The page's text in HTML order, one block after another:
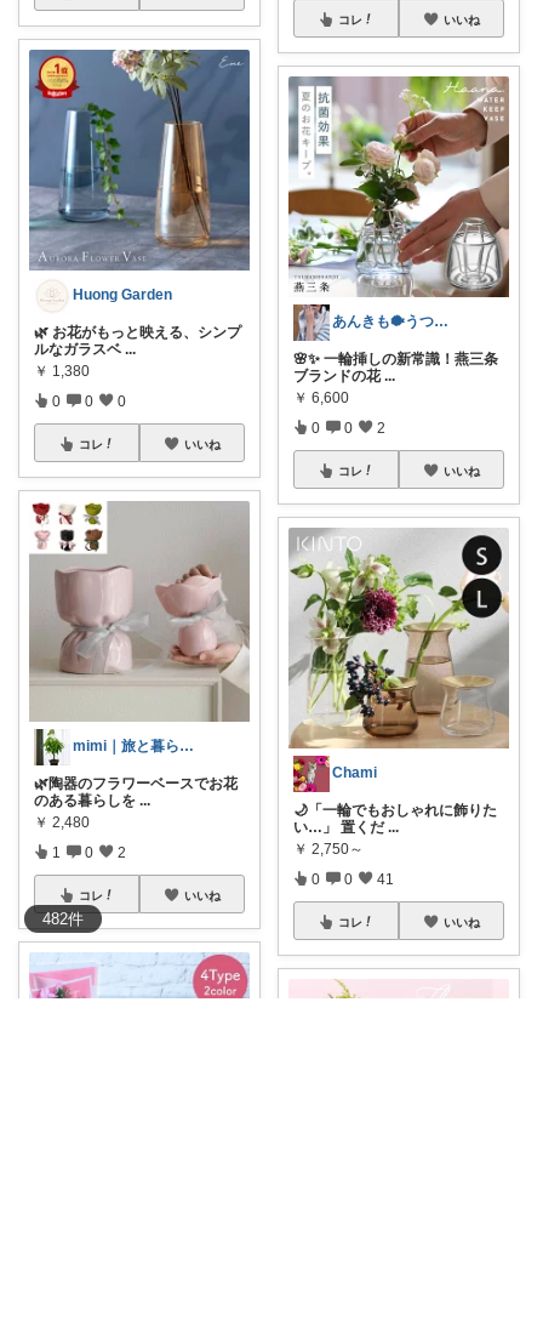
482件
Huong Garden
🌿 お花がもっと映える、シンプ
ルなガラスベ ...
￥ 1,380
0 0 0
コレ いいね
mimi｜旅と暮らし ✈️🌿
🌿陶器のフラワーベースでお花
のある暮らしを ...
￥ 2,480
1 0 2
コレ いいね
コレ いいね
あんきも🐡うつわ好き/10日購入感謝
🌸✨ 一輪挿しの新常識！燕三条
ブランドの花 ...
￥ 6,600
0 0 2
コレ いいね
Chami
🌙「一輪でもおしゃれに飾りた
い…」 置くだ ...
￥ 2,750～
0 0 41
コレ いいね